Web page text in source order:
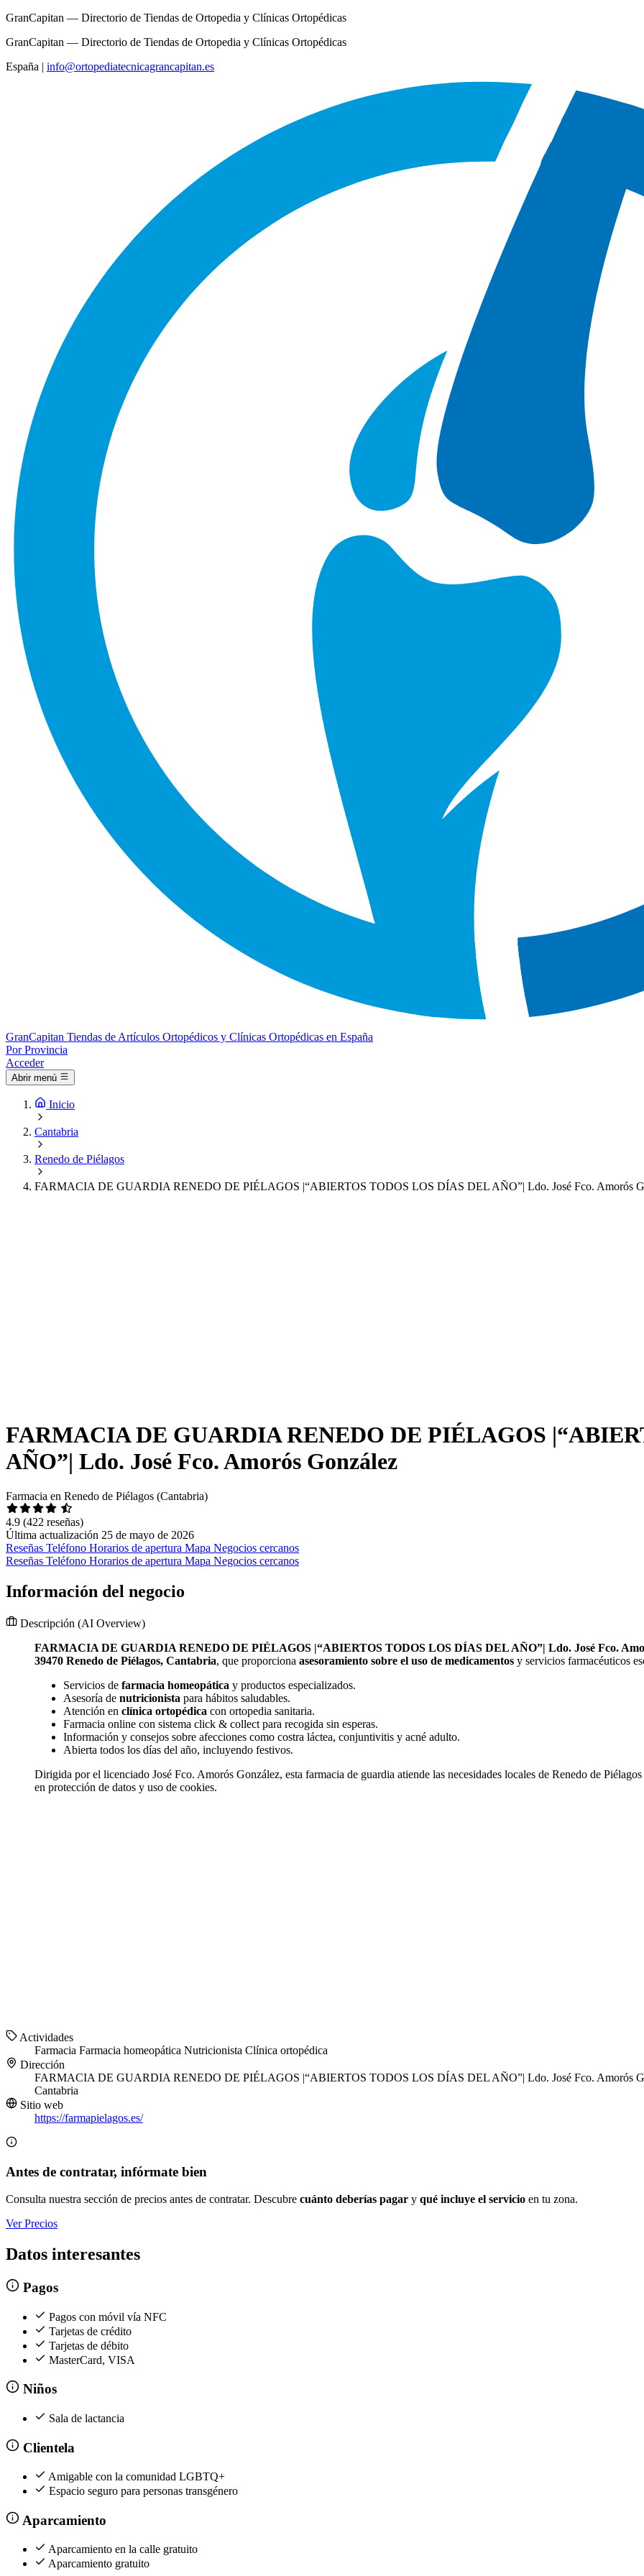
GranCapitan — Directorio de Tiendas de Ortopedia y Clínicas Ortopédicas
GranCapitan — Directorio de Tiendas de Ortopedia y Clínicas Ortopédicas
España | info@ortopediatecnicagrancapitan.es
GranCapitan Tiendas de Artículos Ortopédicos y Clínicas Ortopédicas en España
Por Provincia
Acceder
Abrir menú
Inicio
Cantabria
Renedo de Piélagos
FARMACIA DE GUARDIA RENEDO DE PIÉLAGOS |“ABIERTOS TODOS LOS DÍAS DEL AÑO”| Ldo. José Fco. Amorós
FARMACIA DE GUARDIA RENEDO DE PIÉLAGOS
AÑO”| Ldo. José Fco. Amorós González
Farmacia en Renedo de Piélagos (Cantabria)
4.9 (422 reseñas)
Última actualización 25 de mayo de 2026
Reseñas Teléfono Horarios de apertura Mapa Negocios cercanos
Reseñas Teléfono Horarios de apertura Mapa Negocios cercanos
Información del negocio
Descripción (AI Overview)
FARMACIA DE GUARDIA RENEDO DE PIÉLAGOS |“ABIERTOS TODOS LOS DÍAS DEL AÑO”| Ldo. José Fco.
39470 Renedo de Piélagos, Cantabria, que proporciona asesoramiento sobre el uso de medicamentos y servicios farmacéuticos
Servicios de farmacia homeopática y productos especializados.
Asesoría de nutricionista para hábitos saludables.
Atención en clínica ortopédica con ortopedia sanitaria.
Farmacia online con sistema click & collect para recogida sin esperas.
Información y consejos sobre afecciones como costra láctea, conjuntivitis y acné adulto.
Abierta todos los días del año, incluyendo festivos.
Dirigida por el licenciado José Fco. Amorós González, esta farmacia de guardia atiende las necesidades locales de Renedo de
en protección de datos y uso de cookies.
Actividades
Farmacia Farmacia homeopática Nutricionista Clínica ortopédica
Dirección
FARMACIA DE GUARDIA RENEDO DE PIÉLAGOS |“ABIERTOS TODOS LOS DÍAS DEL AÑO”| Ldo. José Fco. Amorós
Cantabria
Sitio web
https://farmapielagos.es/
Antes de contratar, infórmate bien
Consulta nuestra sección de precios antes de contratar. Descubre cuánto deberías pagar y qué incluye el servicio en tu zona.
Ver Precios
Datos interesantes
Pagos
Pagos con móvil vía NFC
Tarjetas de crédito
Tarjetas de débito
MasterCard, VISA
Niños
Sala de lactancia
Clientela
Amigable con la comunidad LGBTQ+
Espacio seguro para personas transgénero
Aparcamiento
Aparcamiento en la calle gratuito
Aparcamiento gratuito